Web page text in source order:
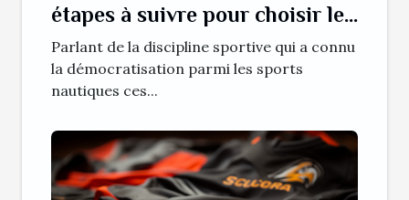
étapes à suivre pour choisir le
SUP (paddle) gonflable ?
Parlant de la discipline sportive qui a connu
la démocratisation parmi les sports
nautiques ces...